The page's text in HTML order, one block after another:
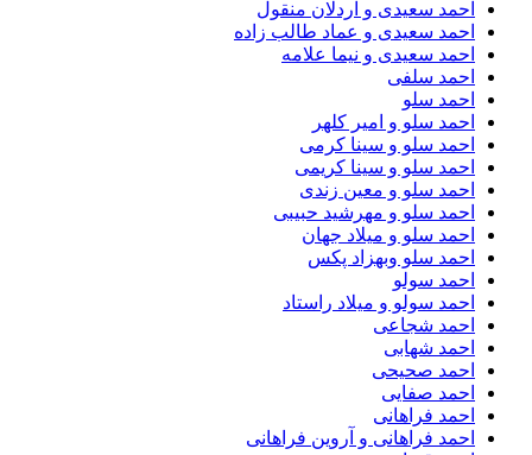
احمد سعیدی و اردلان منقول
احمد سعیدی و عماد طالب زاده
احمد سعیدی و نیما علامه
احمد سلفی
احمد سلو
احمد سلو و امیر کلهر
احمد سلو و سینا کرمی
احمد سلو و سینا کریمی
احمد سلو و معین زندی
احمد سلو و مهرشید حبیبی
احمد سلو و میلاد جهان
احمد سلو وبهزاد پکس
احمد سولو
احمد سولو و میلاد راستاد
احمد شجاعی
احمد شهابی
احمد صحیحی
احمد صفایی
احمد فراهانی
احمد فراهانی و آروین فراهانی